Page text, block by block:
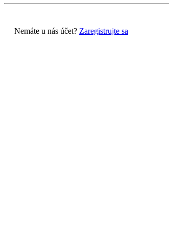
Nemáte u nás účet? Zaregistrujte sa